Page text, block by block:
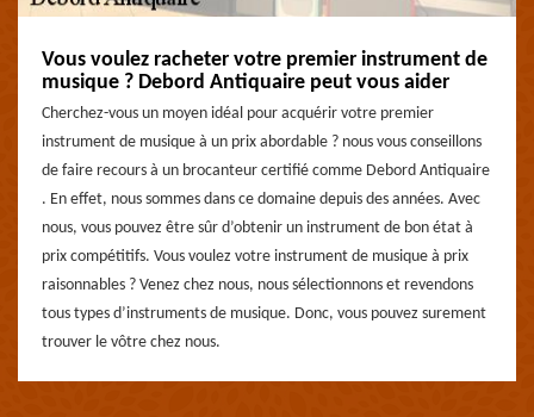
Vous voulez racheter votre premier instrument de
musique ? Debord Antiquaire peut vous aider
Cherchez-vous un moyen idéal pour acquérir votre premier
instrument de musique à un prix abordable ? nous vous conseillons
de faire recours à un brocanteur certifié comme Debord Antiquaire
. En effet, nous sommes dans ce domaine depuis des années. Avec
nous, vous pouvez être sûr d’obtenir un instrument de bon état à
prix compétitifs. Vous voulez votre instrument de musique à prix
raisonnables ? Venez chez nous, nous sélectionnons et revendons
tous types d’instruments de musique. Donc, vous pouvez surement
trouver le vôtre chez nous.